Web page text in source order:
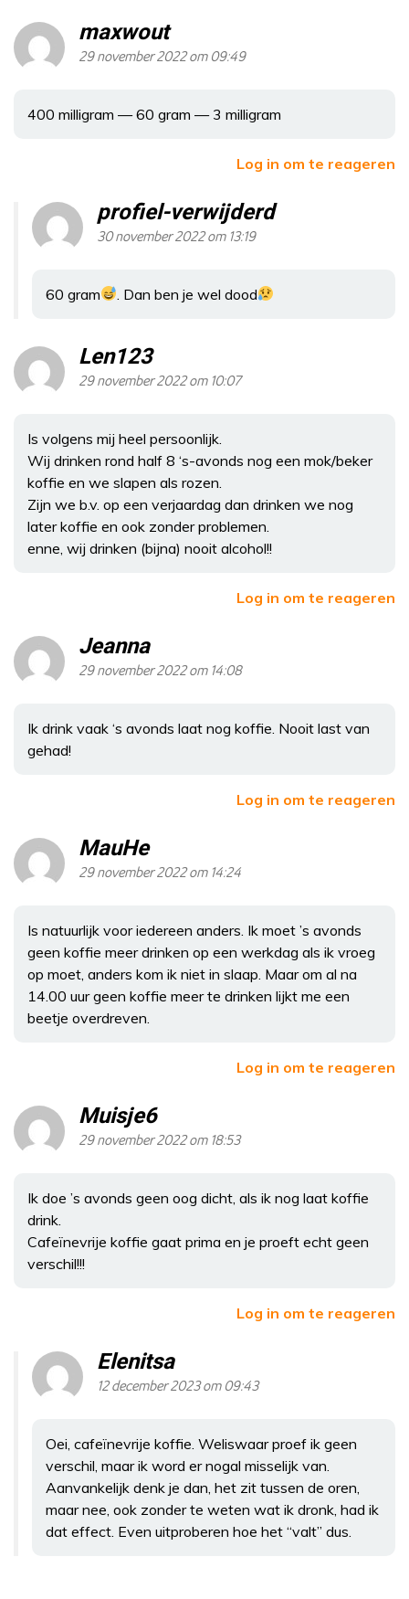
maxwout
29 november 2022 om 09:49
400 milligram — 60 gram — 3 milligram
Log in om te reageren
profiel-verwijderd
30 november 2022 om 13:19
60 gram . Dan ben je wel dood
Len123
29 november 2022 om 10:07
Is volgens mij heel persoonlijk.
Wij drinken rond half 8 ‘s-avonds nog een mok/beker
koffie en we slapen als rozen.
Zijn we b.v. op een verjaardag dan drinken we nog
later koffie en ook zonder problemen.
enne, wij drinken (bijna) nooit alcohol!!
Log in om te reageren
Jeanna
29 november 2022 om 14:08
Ik drink vaak ‘s avonds laat nog koffie. Nooit last van
gehad!
Log in om te reageren
MauHe
29 november 2022 om 14:24
Is natuurlijk voor iedereen anders. Ik moet ’s avonds
geen koffie meer drinken op een werkdag als ik vroeg
op moet, anders kom ik niet in slaap. Maar om al na
14.00 uur geen koffie meer te drinken lijkt me een
beetje overdreven.
Log in om te reageren
Muisje6
29 november 2022 om 18:53
Ik doe ’s avonds geen oog dicht, als ik nog laat koffie
drink.
Cafeïnevrije koffie gaat prima en je proeft echt geen
verschil!!!
Log in om te reageren
Elenitsa
12 december 2023 om 09:43
Oei, cafeïnevrije koffie. Weliswaar proef ik geen
verschil, maar ik word er nogal misselijk van.
Aanvankelijk denk je dan, het zit tussen de oren,
maar nee, ook zonder te weten wat ik dronk, had ik
dat effect. Even uitproberen hoe het “valt” dus.